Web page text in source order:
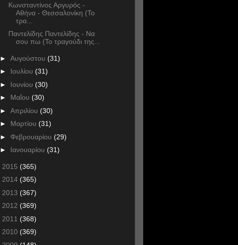
Κωνσταντίνος Αργυρός -
Αθήνα - Θεσσαλονίκη (Το
τρα...
Παντελίδης Παντελίδης - Να
σου πω (Το τραγούδι της...
► Αυγούστου (31)
► Ιουλίου (31)
► Ιουνίου (30)
► Μαΐου (30)
► Απριλίου (30)
► Μαρτίου (31)
► Φεβρουαρίου (29)
► Ιανουαρίου (31)
2015 (365)
2014 (365)
2013 (367)
2012 (369)
2011 (368)
2010 (369)